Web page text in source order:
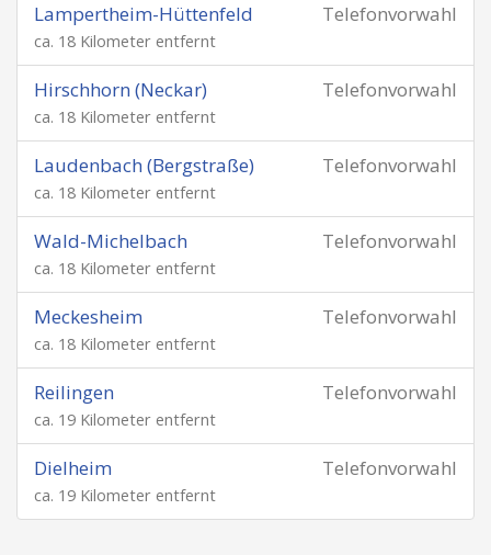
Telefonvorwahl
Lampertheim-Hüttenfeld
ca. 18 Kilometer entfernt
Telefonvorwahl
Hirschhorn (Neckar)
ca. 18 Kilometer entfernt
Telefonvorwahl
Laudenbach (Bergstraße)
ca. 18 Kilometer entfernt
Telefonvorwahl
Wald-Michelbach
ca. 18 Kilometer entfernt
Telefonvorwahl
Meckesheim
ca. 18 Kilometer entfernt
Telefonvorwahl
Reilingen
ca. 19 Kilometer entfernt
Telefonvorwahl
Dielheim
ca. 19 Kilometer entfernt